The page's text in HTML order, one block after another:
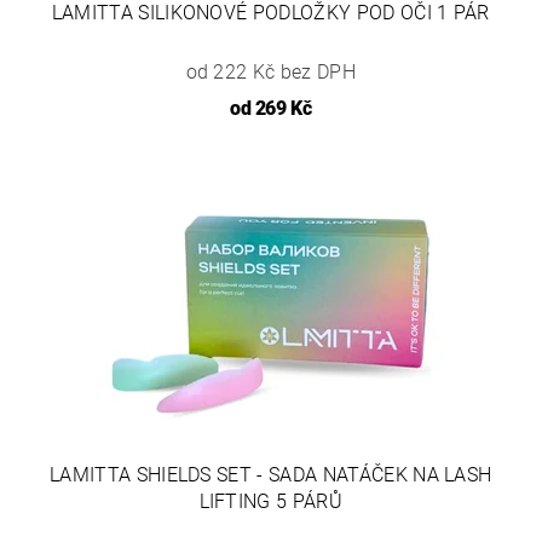
LAMITTA SILIKONOVÉ PODLOŽKY POD OČI 1 PÁR
od 222 Kč bez DPH
od269 Kč
LAMITTA SHIELDS SET - SADA NATÁČEK NA LASH
LIFTING 5 PÁRŮ